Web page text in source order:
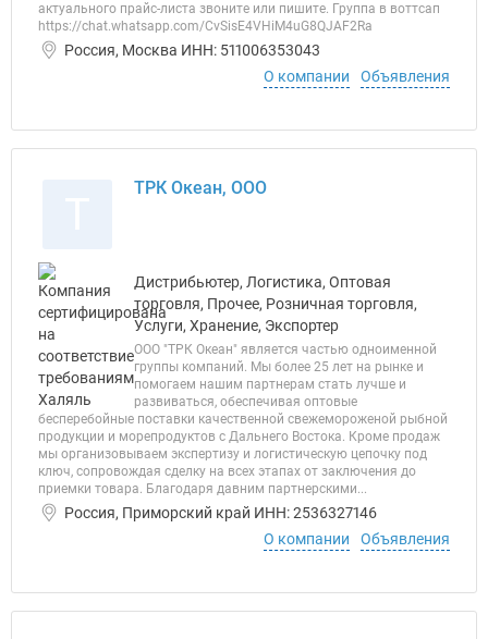
актуального прайс-листа звоните или пишите. Группа в воттсап
https://chat.whatsapp.com/CvSisE4VHiM4uG8QJAF2Ra
Россия, Москва ИНН: 511006353043
О компании
Объявления
ТРК Океан, ООО
Дистрибьютер, Логистика, Оптовая
торговля, Прочее, Розничная торговля,
Услуги, Хранение, Экспортер
ООО "ТРК Океан" является частью одноименной
группы компаний. Мы более 25 лет на рынке и
помогаем нашим партнерам стать лучше и
развиваться, обеспечивая оптовые
бесперебойные поставки качественной свежемороженой рыбной
продукции и морепродуктов с Дальнего Востока. Кроме продаж
мы организовываем экспертизу и логистическую цепочку под
ключ, сопровождая сделку на всех этапах от заключения до
приемки товара. Благодаря давним партнерскими...
Россия, Приморский край ИНН: 2536327146
О компании
Объявления